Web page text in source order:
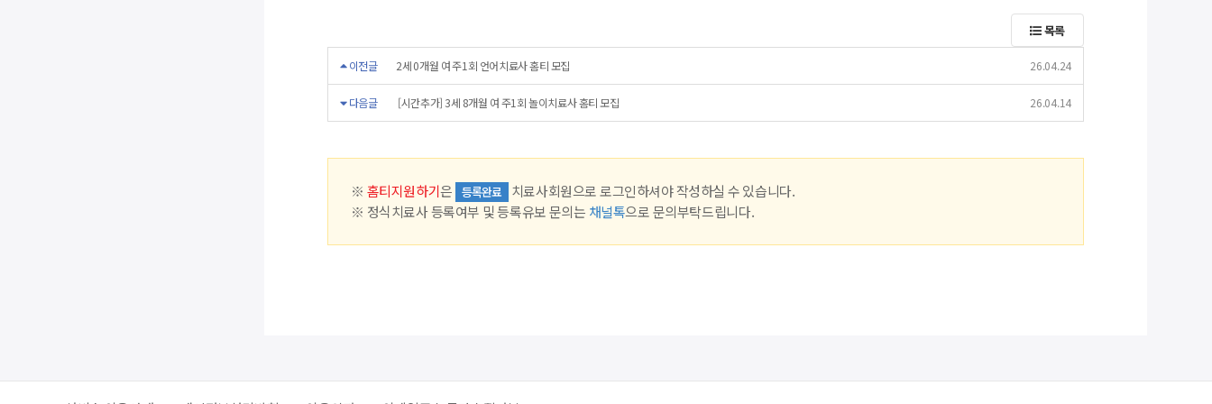
목록
이전글 2세 0개월 여 주1회 언어치료사 홈티 모집 26.04.24
다음글 [시간추가] 3세 8개월 여 주1회 놀이치료사 홈티 모집 26.04.14
※ 홈티지원하기은 등록완료
치료사회원으로 로그인하셔야 작성하실 수 있습니다.
※ 정식치료사 등록여부 및 등록유보 문의는 채널톡으로 문의부탁드립니다.